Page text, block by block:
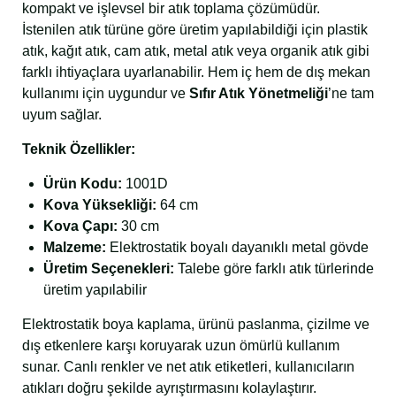
kompakt ve işlevsel bir atık toplama çözümüdür.
İstenilen atık türüne göre üretim yapılabildiği için plastik
atık, kağıt atık, cam atık, metal atık veya organik atık gibi
farklı ihtiyaçlara uyarlanabilir. Hem iç hem de dış mekan
kullanımı için uygundur ve Sıfır Atık Yönetmeliği’ne tam
uyum sağlar.
Teknik Özellikler:
Ürün Kodu: 1001D
Kova Yüksekliği: 64 cm
Kova Çapı: 30 cm
Malzeme: Elektrostatik boyalı dayanıklı metal gövde
Üretim Seçenekleri: Talebe göre farklı atık türlerinde
üretim yapılabilir
Elektrostatik boya kaplama, ürünü paslanma, çizilme ve
dış etkenlere karşı koruyarak uzun ömürlü kullanım
sunar. Canlı renkler ve net atık etiketleri, kullanıcıların
atıkları doğru şekilde ayrıştırmasını kolaylaştırır.